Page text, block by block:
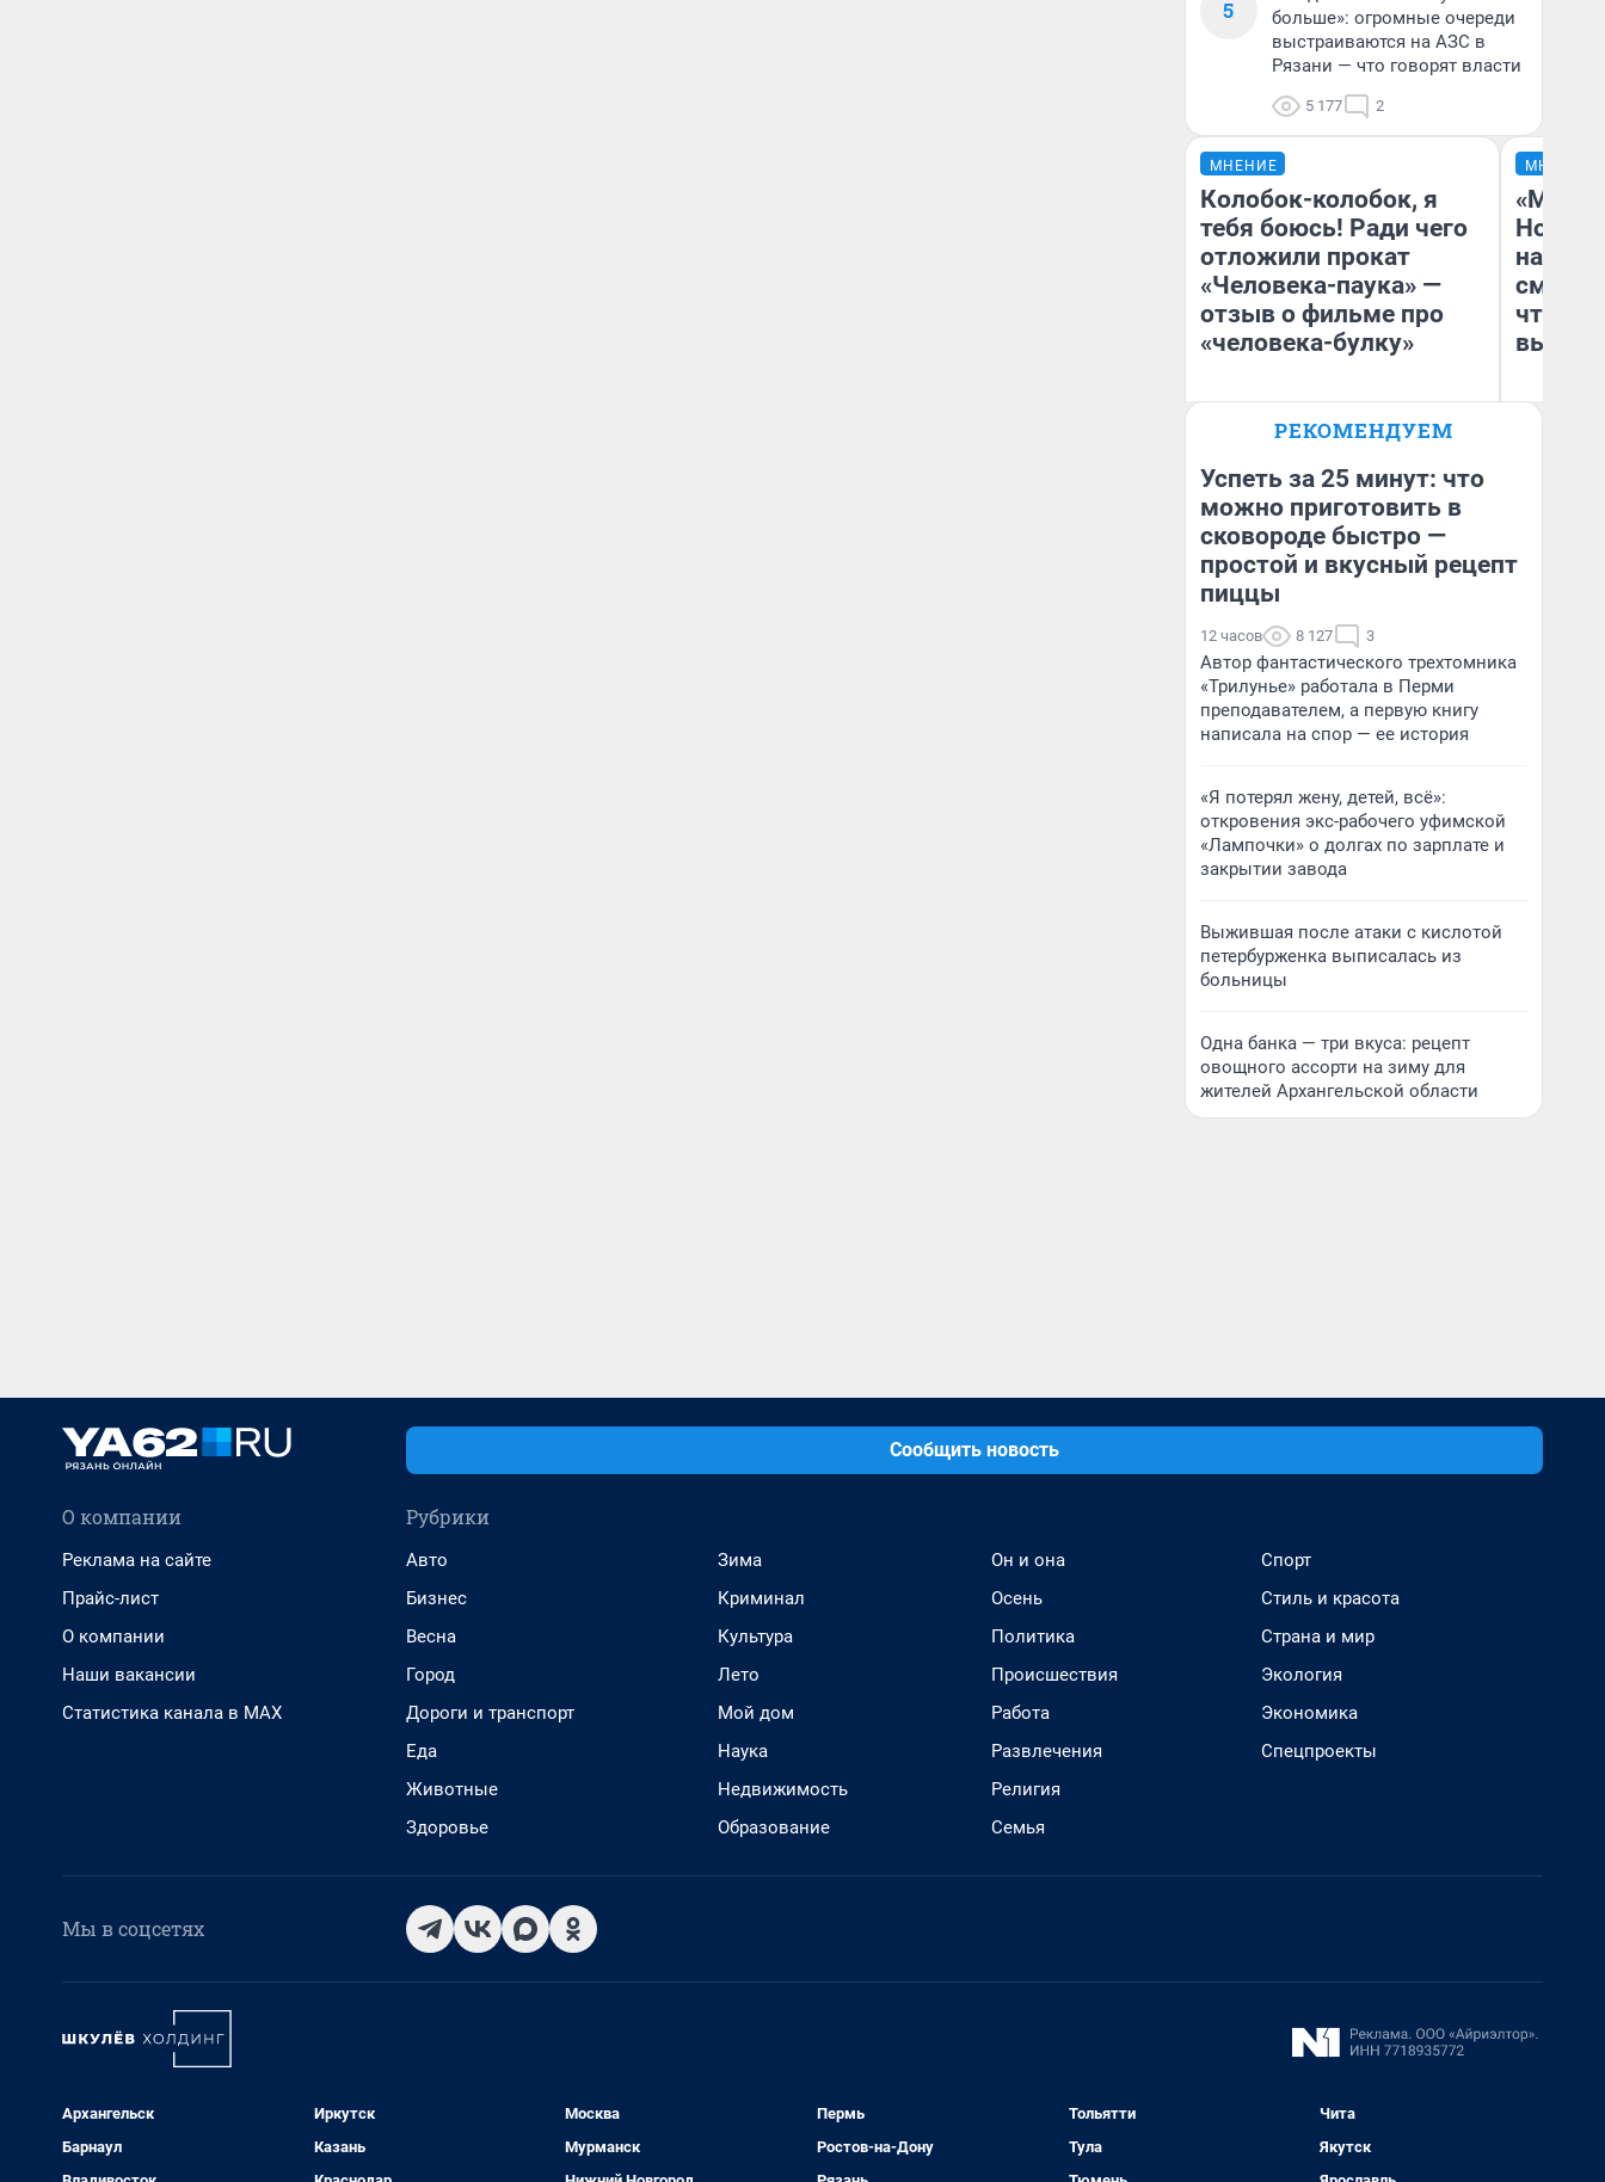
5
больше»: огромные очереди
выстраиваются на АЗС в
Рязани — что говорят власти
5 177 2
МНЕНИЕ
Колобок-колобок, я
тебя боюсь! Ради чего
отложили прокат
«Человека-паука» —
отзыв о фильме про
«человека-булку»
Надежда Губарь
МНЕНИЕ
«Мы
чтобы
РЕКОМЕНДУЕМ
Успеть за 25 минут: что
можно приготовить в
сковороде быстро —
простой и вкусный рецепт
пиццы
12 часов 8 127 3
Автор фантастического трехтомника
«Трилунье» работала в Перми
преподавателем, а первую книгу
написала на спор — ее история
«Я потерял жену, детей, всё»:
откровения экс-рабочего уфимской
«Лампочки» о долгах по зарплате и
закрытии завода
Выжившая после атаки с кислотой
петербурженка выписалась из
больницы
Одна банка — три вкуса: рецепт
овощного ассорти на зиму для
жителей Архангельской области
Сообщить новость
О компании
Реклама на сайте
Прайс-лист
О компании
Наши вакансии
Статистика канала в MAX
Рубрики
Авто
Бизнес
Весна
Город
Дороги и транспорт
Еда
Животные
Здоровье
Зима
Криминал
Культура
Лето
Мой дом
Наука
Недвижимость
Образование
Он и она
Осень
Политика
Происшествия
Работа
Развлечения
Религия
Семья
Спорт
Стиль и красота
Страна и мир
Экология
Экономика
Спецпроекты
Мы в соцсетях
Архангельск
Барнаул
Иркутск
Казань
Москва
Мурманск
Пермь
Ростов-на-Дону
Тольятти
Тула
Чита
Якутск